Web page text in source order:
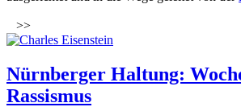
>>
Nürnberger Haltung:
Rassismus